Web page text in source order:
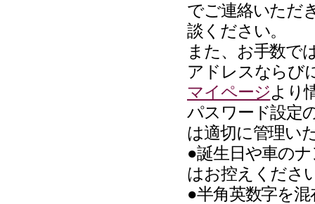
でご連絡いただ
談ください。
また、お手数で
アドレスならび
マイページより
パスワード設定
は適切に管理い
●誕生日や車の
はお控えくださ
●半角英数字を